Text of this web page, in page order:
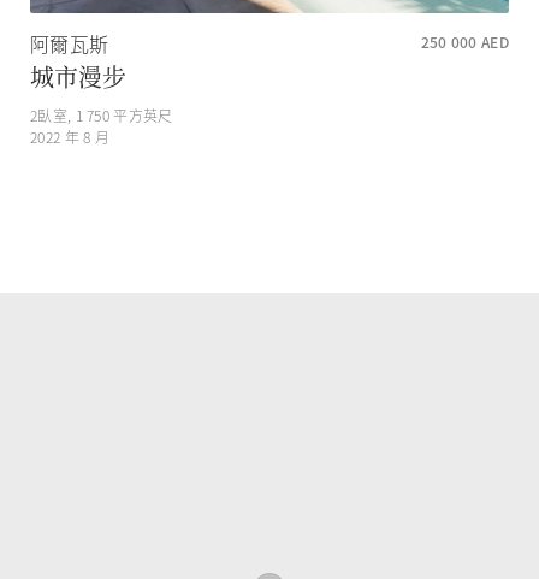
阿爾瓦斯 250 000 AED
城市漫步
2臥室, 1 750 平方英尺
2022 年 8 月